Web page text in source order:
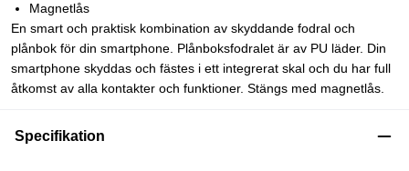
Magnetlås
En smart och praktisk kombination av skyddande fodral och
plånbok för din smartphone. Plånboksfodralet är av PU läder. Din
smartphone skyddas och fästes i ett integrerat skal och du har full
åtkomst av alla kontakter och funktioner. Stängs med magnetlås.
Specifikation